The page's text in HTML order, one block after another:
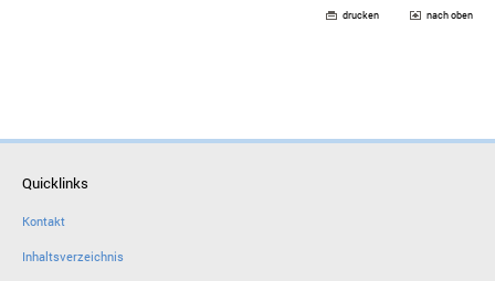
drucken nach oben
Quicklinks
Kontakt
Inhaltsverzeichnis